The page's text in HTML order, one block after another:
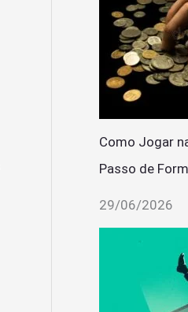
Como Jogar
Passo de
29/06/2026